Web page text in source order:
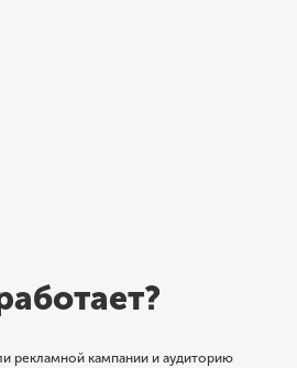
рекламной кампании и аудиторию